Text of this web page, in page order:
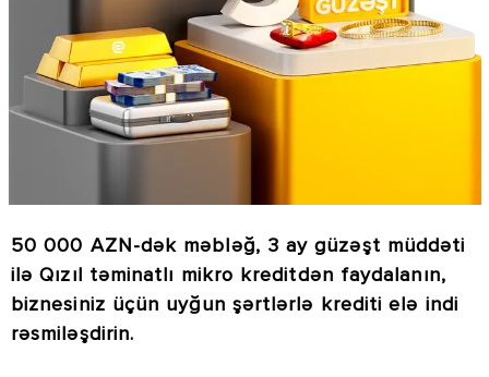
50 000 AZN-dək məbləğ, 3 ay güzəşt müddəti
ilə Qızıl təminatlı mikro kreditdən faydalanın,
biznesiniz üçün uyğun şərtlərlə krediti elə indi
rəsmiləşdirin.